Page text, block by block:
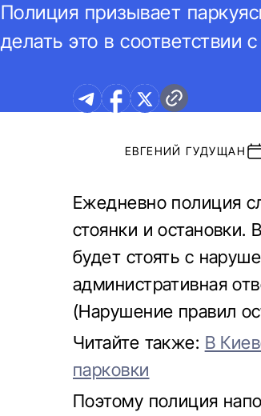
Полиция призывает
делать это в соответствии
ЕВГЕНИЙ ГУДУЩАН
Ежедневно полиция
стоянки и остановки.
будет стоять с
административная
(Нарушение правил
Читайте также: В
парковки
Поэтому полиция